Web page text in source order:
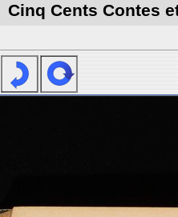
Cinq Cents Contes